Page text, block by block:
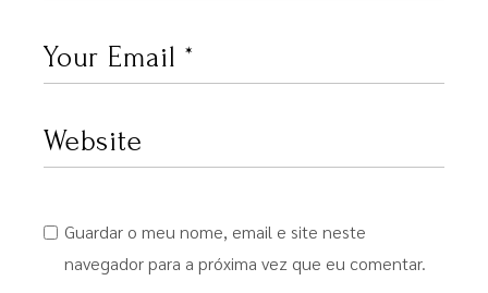
Guardar o meu nome, email e site neste
navegador para a próxima vez que eu comentar.